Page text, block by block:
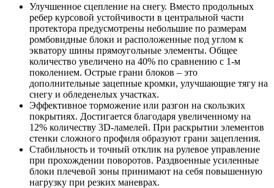
Улучшенное сцепление на снегу. Вместо продольных
ребер курсовой устойчивости в центральной части
протектора предусмотрены небольшие по размерам
ромбовидные блоки и расположенные под углом к
экватору шины прямоугольные элементы. Общее
количество увеличено на 40% по сравнению с 1-м
поколением. Острые грани блоков – это
дополнительные зацепные кромки, улучшающие тягу на
снегу и обледенелых участках.
Эффективное торможение или разгон на скользких
покрытиях. Достигается благодаря увеличенному на
12% количеству 3D-ламелей. При раскрытии элементов
стенки сложного профиля образуют грани зацепления.
Стабильность и точный отклик на рулевое управление
при прохождении поворотов. Раздвоенные усиленные
блоки плечевой зоны принимают на себя повышенную
нагрузку при резких маневрах.